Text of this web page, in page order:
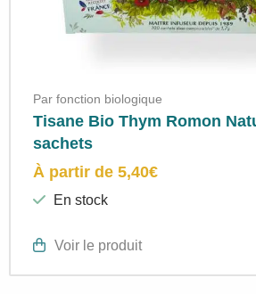
Par fonction biologique
Tisane Bio Thym Romon
sachets
À partir de 5,40€
En stock
Voir le produit